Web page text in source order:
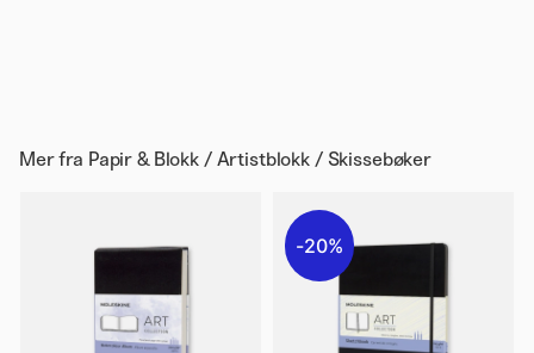
Mer fra Papir & Blokk / Artistblokk / Skissebøker
20%